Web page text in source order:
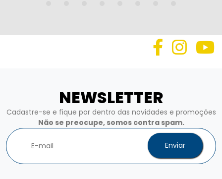
NEWSLETTER
Cadastre-se e fique por dentro das novidades e promoções
Não se preocupe, somos contra spam.
Enviar